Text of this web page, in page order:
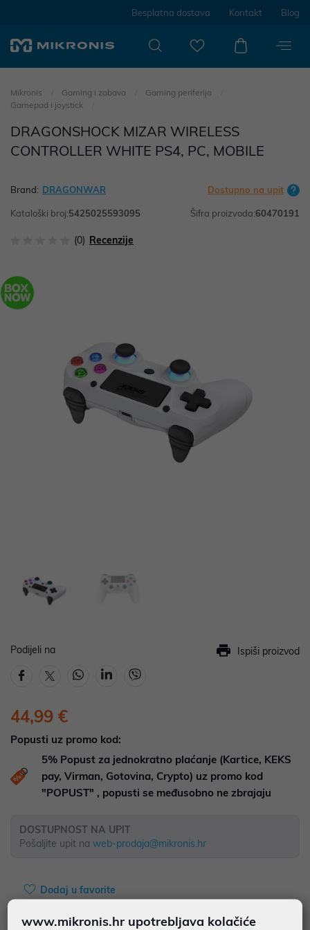
Besplatna dostava Kontakt Blog
Mikronis Gaming i zabava
Gaming periferija
Gamepad i joystick
DRAGONSHOCK MIZAR WIRELESS
CONTROLLER WHITE PS4, PC, MOBILE
Brand: DRAGONWAR Dostupno na upit
Kataloški broj:5425025593095 Šifra proizvoda:60470191
(0) Recenzije
Podijeli na Ispiši proizvod
44,99 €
Popusti uz promo kod:
5% Popust za jednokratno plaćanje (Kartice, KEKS
pay, Virman, Gotovina, Crypto) uz promo kod
"POPUST" , popusti se međusobno ne zbrajaju
DOSTUPNOST NA UPIT
Pošaljite upit na web-prodaja@mikronis.hr
Dodaj u favorite
www.mikronis.hr upotrebljava kolačiće